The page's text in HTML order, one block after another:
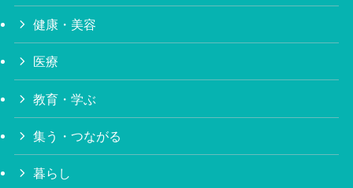
健康・美容
医療
教育・学ぶ
集う・つながる
暮らし